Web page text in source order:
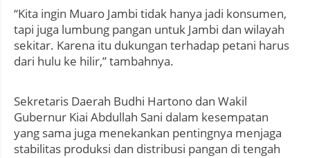
“Kita ingin Muaro Jambi tidak hanya jadi konsumen,
tapi juga lumbung pangan untuk Jambi dan wilayah
sekitar. Karena itu dukungan terhadap petani harus
dari hulu ke hilir,” tambahnya.
Sekretaris Daerah Budhi Hartono dan Wakil
Gubernur Kiai Abdullah Sani dalam kesempatan
yang sama juga menekankan pentingnya menjaga
stabilitas produksi dan distribusi pangan di tengah